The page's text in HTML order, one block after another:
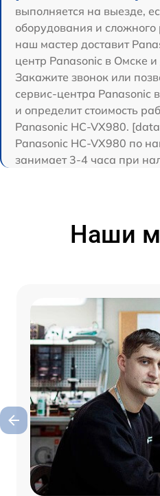
выполняется на выезде,
оборудования и сложного
наш мастер доставит
центр Panasonic в Омске и
Закажите звонок или
сервис-центра Panasonic
и определит стоимость
Panasonic HC-VX980.
Panasonic HC-VX980 по
занимает 3-4 часа при
Наши